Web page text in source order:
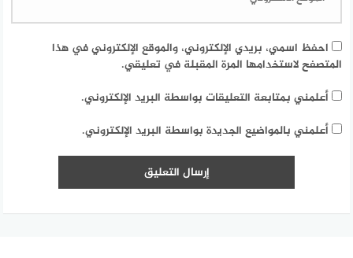
احفظ اسمي، بريدي الإلكتروني، والموقع الإلكتروني في هذا
المتصفح لاستخدامها المرة المقبلة في تعليقي.
أعلمني بمتابعة التعليقات بواسطة البريد الإلكتروني.
أعلمني بالمواضيع الجديدة بواسطة البريد الإلكتروني.